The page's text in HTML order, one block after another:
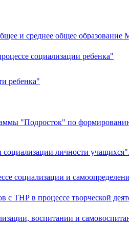
и среднее общее
социализации ребенка"
ребенка"
"Подросток" по
социализации личности учащихся".
социализации и
ТНР в процессе творческой
воспитании и